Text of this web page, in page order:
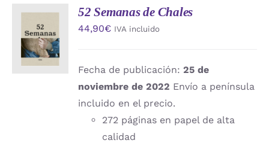
AL
CARRITO
/
DETALLES
52 Semanas de Chales
44,90€ IVA incluido
Fecha de publicación:25 de
noviembre de 2022 Envío a península
incluido en el precio.
272 páginas en papel de alta
calidad